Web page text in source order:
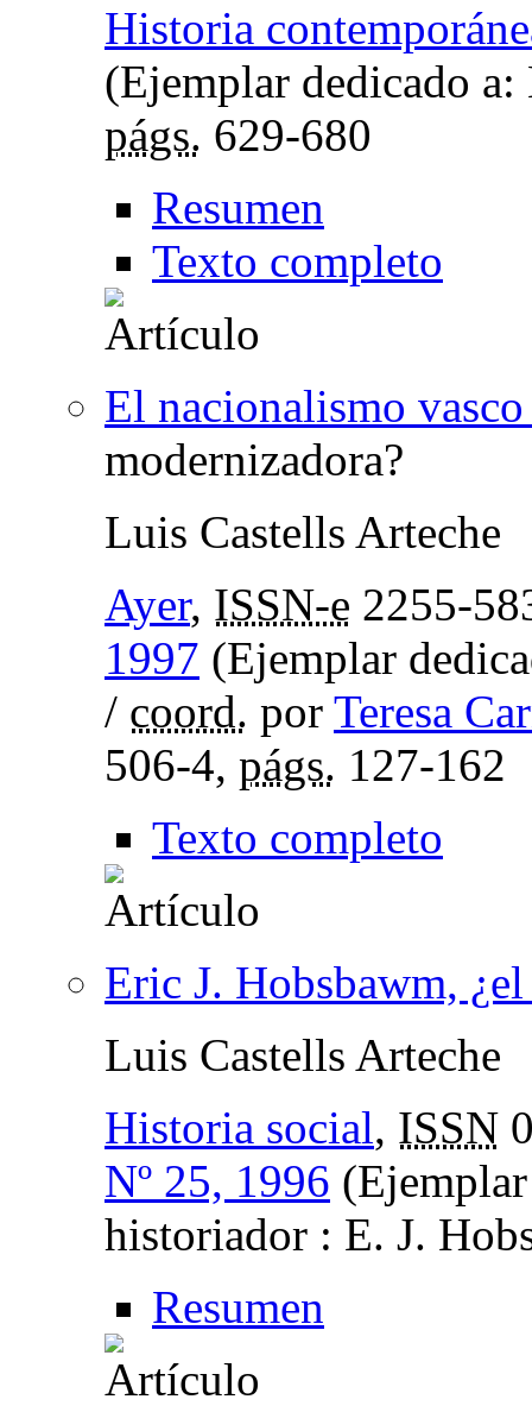
Historia
(Ejemplar dedicado a:
págs. 629-680
Resumen
Texto completo
El nacionalismo
modernizadora?
Luis Castells Arteche
Ayer, ISSN-e 2255-
1997 (Ejemplar
/ coord. por Teresa
506-4, págs. 127-162
Texto completo
Eric J. Hobsbawm,
Luis Castells Arteche
Historia social, ISSN
Nº 25, 1996
historiador : E. J.
Resumen